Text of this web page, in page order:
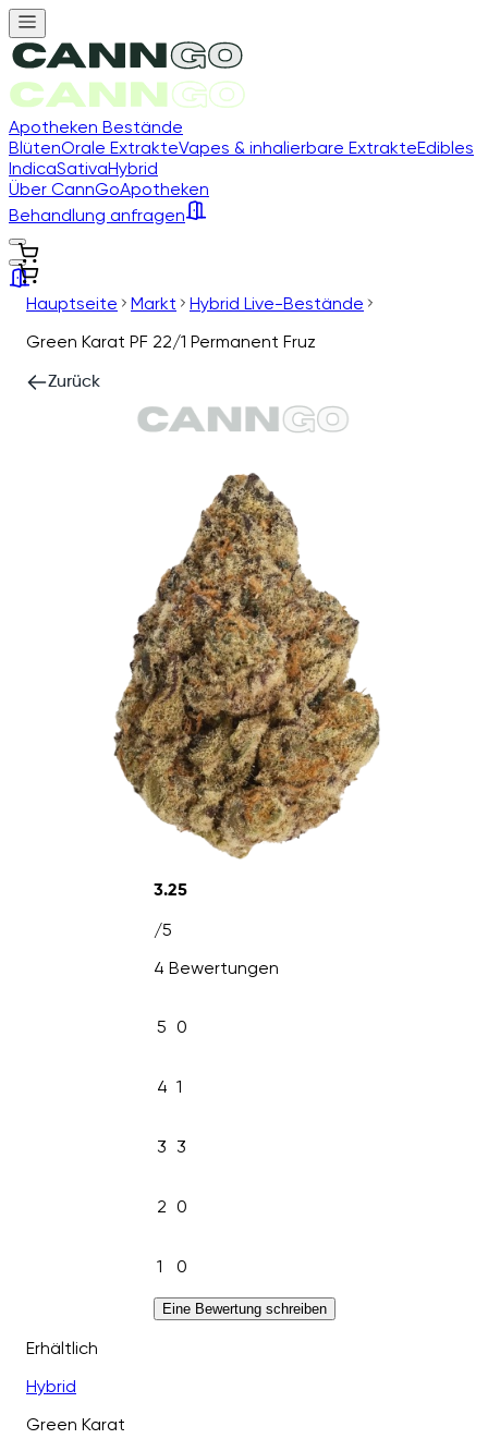
Apotheken Bestände
BlütenOrale ExtrakteVapes & inhalierbare ExtrakteEdibles
IndicaSativaHybrid
Über CannGoApotheken
Behandlung anfragen
Hauptseite Markt
Hybrid Live-Bestände
Green Karat PF 22/1 Permanent Fruz
Zurück
3.25
/5
4 Bewertungen
5 0
4 1
3 3
2 0
1 0
Eine Bewertung schreiben
Erhältlich
Hybrid
Green Karat